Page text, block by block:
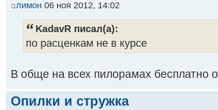
лимон 06 ноя 2012, 14:02
KadavR писал(а):
по расценкам не в курсе
В обще на всех пилорамах бесплатно
Опилки и стружка